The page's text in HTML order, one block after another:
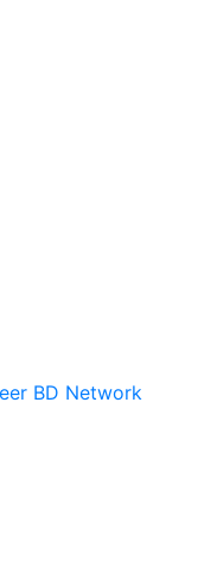
BD Network